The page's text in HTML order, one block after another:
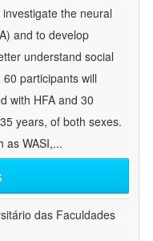
the neural
and to develop
understand social
participants will
with HFA and 30
years, of both sexes.
as WASI,...
das Faculdades